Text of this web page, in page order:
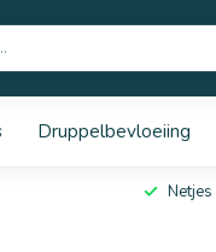
Druppelbevloeiing
Netjes